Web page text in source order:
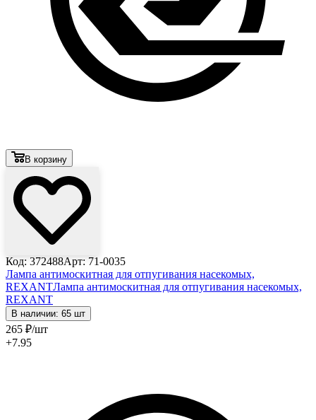
В корзину
Код: 372488Арт: 71-0035
Лампа антимоскитная для отпугивания насекомых,
REXANTЛампа антимоскитная для отпугивания насекомых,
REXANT
В наличии: 65 шт
265 ₽/шт
+7.95